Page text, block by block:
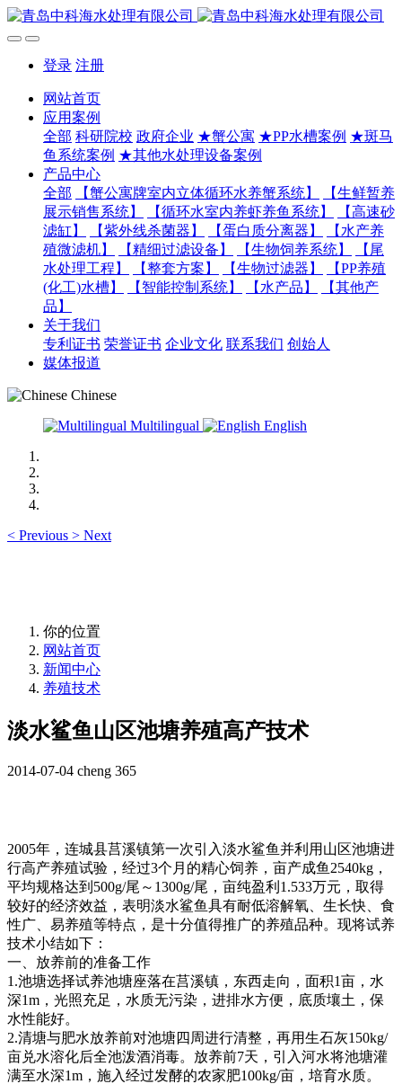
登录 注册
网站首页
应用案例
全部 科研院校 政府企业 ★蟹公寓 ★PP水槽案例 ★斑马
鱼系统案例 ★其他水处理设备案例
产品中心
全部
【蟹公寓牌室内立体循环水养蟹系统】
【生鲜暂养
展示销售系统】
【循环水室内养虾养鱼系统】
【高速砂
滤缸】
【紫外线杀菌器】 【蛋白质分离器】
【水产养
殖微滤机】
【精细过滤设备】 【生物饲养系统】
【尾
水处理工程】
【整套方案】 【生物过滤器】
【PP养殖
(化工)水槽】
【智能控制系统】 【水产品】
【其他产
品】
关于我们
专利证书 荣誉证书 企业文化 联系我们 创始人
媒体报道
Chinese
Multilingual
English
< Previous > Next
你的位置
网站首页
新闻中心
养殖技术
淡水鲨鱼山区池塘养殖高产技术
2014-07-04 cheng 365
2005年，连城县莒溪镇第一次引入淡水鲨鱼并利用山区池塘进
行高产养殖试验，经过3个月的精心饲养，亩产成鱼 2540kg ，
平均规格达到 500g/尾～ 1300g/尾，亩纯盈利 1.533万元，取得
较好的经济效益，表明淡水鲨鱼具有耐低溶解氧、生长快、食
性广、易养殖等特点，是十分值得推广的养殖品种。现将试养
技术小结如下：
一、放养前的准备工作
1.池塘选择试养池塘座落在莒溪镇，东西走向，面积1亩，水
深1m ，光照充足，水质无污染，进排水方便，底质壤土，保
水性能好。
2.清塘与肥水放养前对池塘四周进行清整，再用生石灰150kg/
亩兑水溶化后全池泼酒消毒。放养前7天，引入河水将池塘灌
满至水深1m ，施入经过发酵的农家肥100kg/亩，培育水质。